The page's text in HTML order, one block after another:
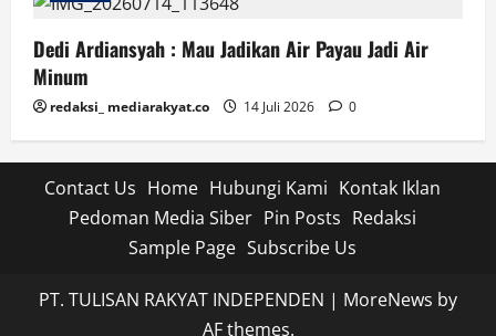
Dedi Ardiansyah : Mau Jadikan Air Payau Jadi Air
Minum
redaksi_ mediarakyat.co 14 Juli 2026 0
Contact Us Home Hubungi Kami Kontak Iklan
Pedoman Media Siber Pin Posts Redaksi
Sample Page Subscribe Us
PT. TULISAN RAKYAT INDEPENDEN | MoreNews by
AF themes.